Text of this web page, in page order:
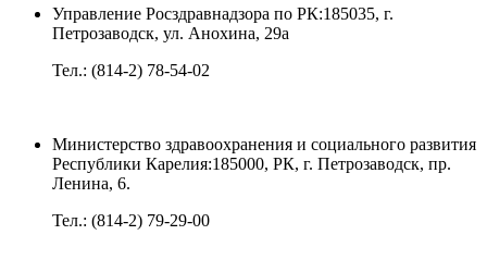
Управление Росздравнадзора по РК:185035, г.
Петрозаводск, ул. Анохина, 29а
Тел.: (814-2) 78-54-02
Министерство здравоохранения и социального развития
Республики Карелия:185000, РК, г. Петрозаводск, пр.
Ленина, 6.
Тел.: (814-2) 79-29-00